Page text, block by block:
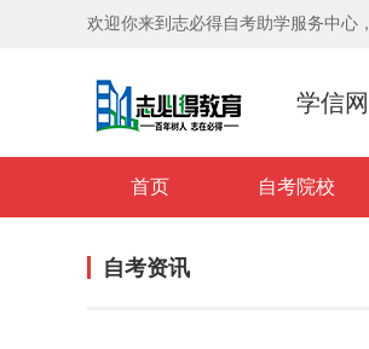
欢迎你来到志必得自考助学服务中心
学信网
首页 自考院校
自考资讯